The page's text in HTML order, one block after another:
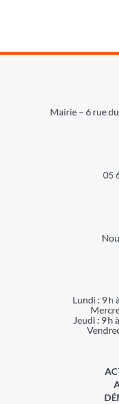
Mairie – 6 rue
05
Lundi : 9 h
Jeudi : 9 h